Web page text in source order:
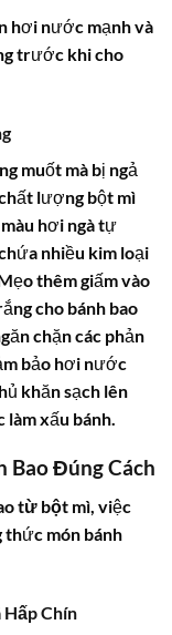
hơi nước mạnh và
trước khi cho
muốt mà bị ngả
lượng bột mì
hơi ngà tự
nhiều kim loại
thêm giấm vào
cho bánh bao
chặn các phản
bảo hơi nước
khăn sạch lên
xấu bánh.
Bao Đúng Cách
từ bột mì, việc
thức món bánh
Hấp Chín